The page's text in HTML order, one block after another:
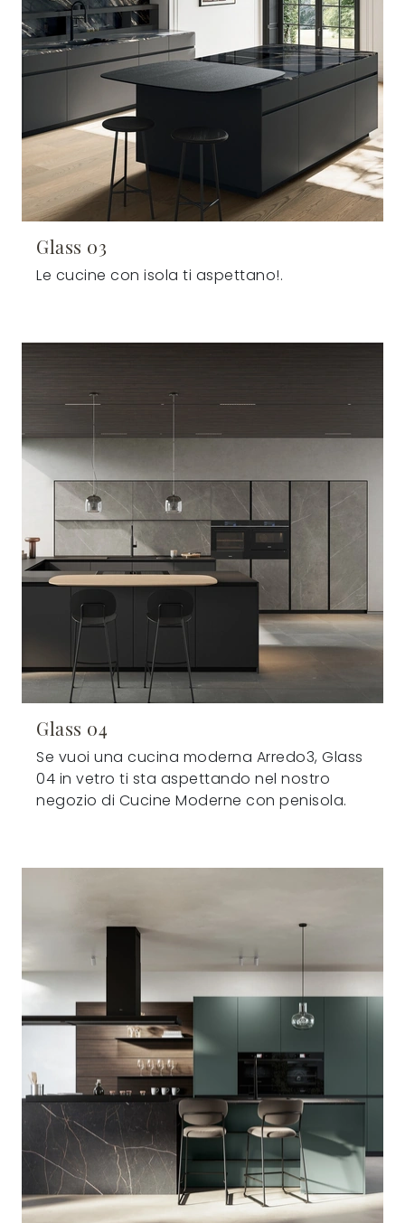
Glass 03
Le cucine con isola ti aspettano!.
Glass 04
Se vuoi una cucina moderna Arredo3, Glass
04 in vetro ti sta aspettando nel nostro
negozio di Cucine Moderne con penisola.